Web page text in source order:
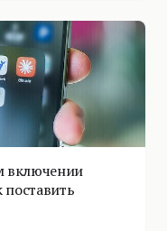
включении